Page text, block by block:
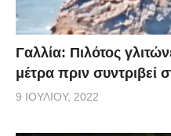
Γαλλία: Πιλότος
μέτρα πριν συντριβεί
9 ΙΟΥΛΊΟΥ, 2022